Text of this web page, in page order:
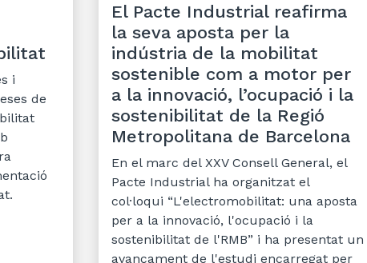
i
de
El Pacte Industrial reafirma
la seva aposta per la
indústria de la mobilitat
sostenible com a motor per
a la innovació, l’ocupació i la
sostenibilitat de la Regió
Metropolitana de Barcelona
En el marc del XXV Consell General, el
Pacte Industrial ha organitzat el
col·loqui “L'electromobilitat: una aposta
per a la innovació, l'ocupació i la
sostenibilitat de l'RMB” i ha presentat un
avançament de l'estudi encarregat per